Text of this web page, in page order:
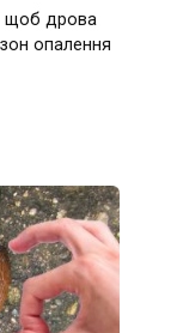
щоб дрова
опалення